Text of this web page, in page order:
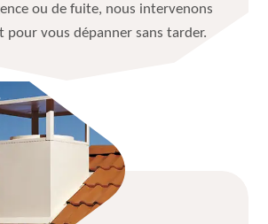
ou de fuite, nous intervenons
pour vous dépanner sans tarder.